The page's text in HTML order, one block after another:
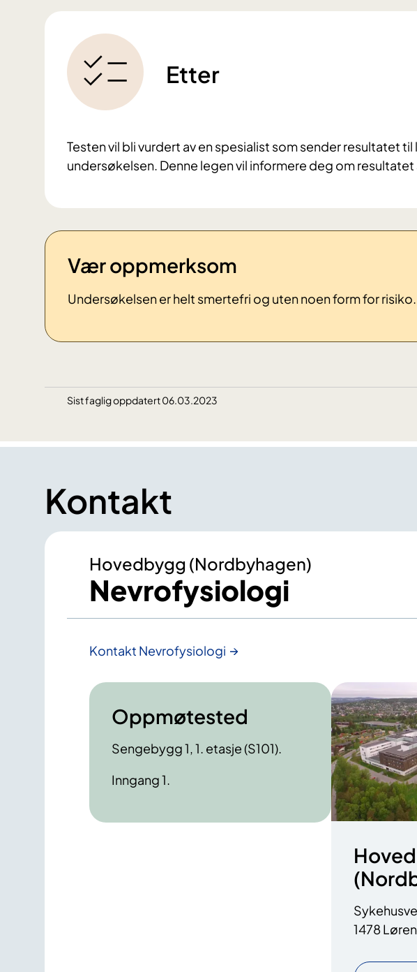
Etter
Testen vil bli vurdert av en spesialist som sender resultatet
undersøkelsen. Denne legen vil informere deg om
Vær oppmerksom
Undersøkelsen er helt smertefri og uten noen form for risiko.
Sist faglig oppdatert 06.03.2023
Kontakt
Hovedbygg (Nordbyhagen)
Nevrofysiologi
Kontakt Nevrofysiologi
Oppmøtested
Sengebygg 1, 1. etasje (S101).
Inngang 1.
1478